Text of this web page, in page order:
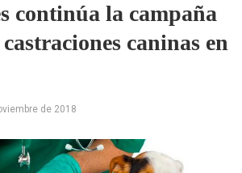
continúa la campaña
caninas en
de 2018